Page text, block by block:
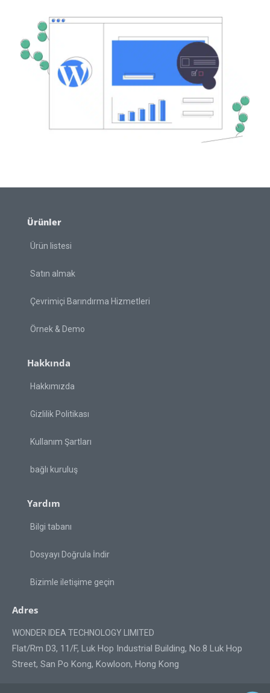
Ürünler
Ürün listesi
Satın almak
Çevrimiçi Barındırma Hizmetleri
Örnek & Demo
Hakkında
Hakkımızda
Gizlilik Politikası
Kullanım Şartları
bağlı kuruluş
Yardım
Bilgi tabanı
Dosyayı Doğrula İndir
Bizimle iletişime geçin
Adres
WONDER IDEA TECHNOLOGY LIMITED
Flat/Rm D3, 11/F, Luk Hop Industrial Building, No.8 Luk Hop
Street, San Po Kong, Kowloon, Hong Kong